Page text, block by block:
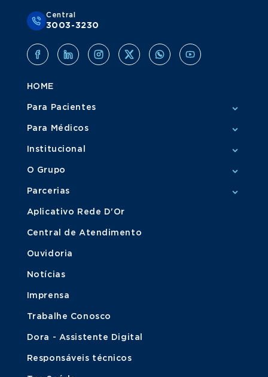
Central
3003-3230
HOME
Para Pacientes
Para Médicos
Institucional
O Grupo
Parcerias
Aplicativo Rede D'Or
Central de Atendimento
Ouvidoria
Notícias
Imprensa
Trabalhe Conosco
Dora - Assistente Digital
Responsáveis técnicos